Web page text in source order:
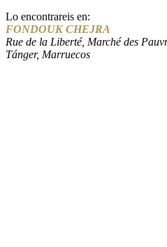
Lo encontrareis en:
FONDOUK CHEJRA
Rue de la Liberté, Marché des
Tánger, Marruecos